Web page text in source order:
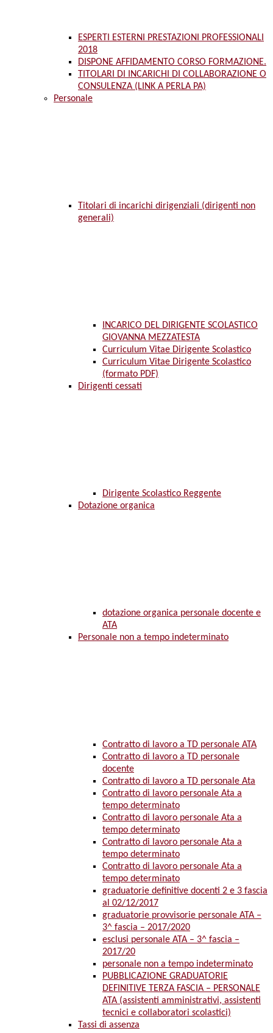
ESPERTI ESTERNI PRESTAZIONI PROFESSIONALI
2018
DISPONE AFFIDAMENTO CORSO FORMAZIONE.
TITOLARI DI INCARICHI DI COLLABORAZIONE O
CONSULENZA (LINK A PERLA PA)
Personale
Titolari di incarichi dirigenziali (dirigenti non
generali)
INCARICO DEL DIRIGENTE SCOLASTICO
GIOVANNA MEZZATESTA
Curriculum Vitae Dirigente Scolastico
Curriculum Vitae Dirigente Scolastico
(formato PDF)
Dirigenti cessati
Dirigente Scolastico Reggente
Dotazione organica
dotazione organica personale docente e
ATA
Personale non a tempo indeterminato
Contratto di lavoro a TD personale ATA
Contratto di lavoro a TD personale
docente
Contratto di lavoro a TD personale Ata
Contratto di lavoro personale Ata a
tempo determinato
Contratto di lavoro personale Ata a
tempo determinato
Contratto di lavoro personale Ata a
tempo determinato
Contratto di lavoro personale Ata a
tempo determinato
graduatorie definitive docenti 2 e 3 fascia
al 02/12/2017
graduatorie provvisorie personale ATA –
3^ fascia – 2017/2020
esclusi personale ATA – 3^ fascia –
2017/20
personale non a tempo indeterminato
PUBBLICAZIONE GRADUATORIE
DEFINITIVE TERZA FASCIA – PERSONALE
ATA (assistenti amministrativi, assistenti
tecnici e collaboratori scolastici)
Tassi di assenza